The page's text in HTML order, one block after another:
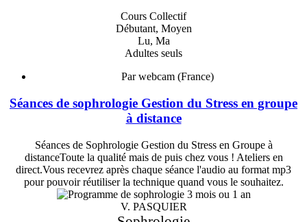
Cours Collectif
Débutant, Moyen
Lu, Ma
Adultes seuls
Par webcam (France)
Séances de sophrologie Gestion du Stress en groupe
à distance
Séances de Sophrologie Gestion du Stress en Groupe à
distanceToute la qualité mais de puis chez vous ! Ateliers en
direct.Vous recevrez après chaque séance l'audio au format mp3
pour pouvoir réutiliser la technique quand vous le souhaitez.
V. PASQUIER